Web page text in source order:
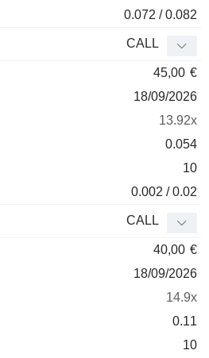
0.072 / 0.082
CALL
45,00 €
18/09/2026
13.92x
0.054
10
0.002 / 0.02
CALL
40,00 €
18/09/2026
14.9x
0.11
10